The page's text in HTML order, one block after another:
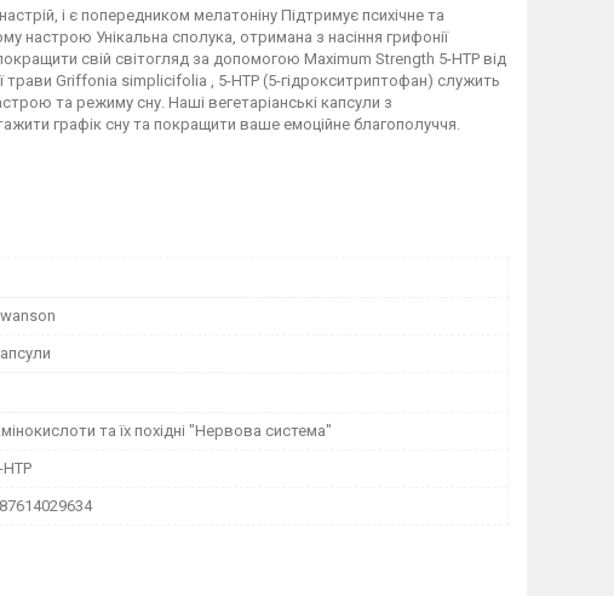
і є попередником мелатоніну Підтримує психічне та
настрою Унікальна сполука, отримана з насіння грифонії
свій світогляд за допомогою Maximum Strength 5-HTP від
Griffonia simplicifolia , 5-HTP (5-гідрокситриптофан) служить
та режиму сну. Наші вегетаріанські капсули з
графік сну та покращити ваше емоційне благополуччя.
та їх похідні "Нервова система"
HTP